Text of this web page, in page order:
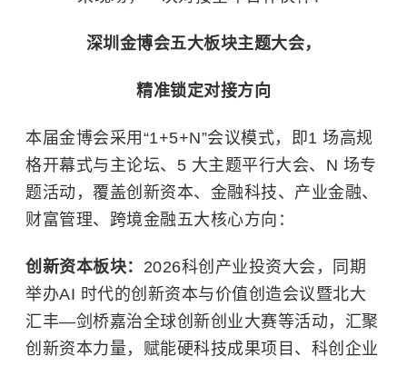
深圳金博会五大板块主题大会，
精准锁定对接方向
本届金博会采用“1+5+N”会议模式，即1 场高规
格开幕式与主论坛、5 大主题平行大会、N 场专
题活动，覆盖创新资本、金融科技、产业金融、
财富管理、跨境金融五大核心方向：
创新资本板块： 2026科创产业投资大会，同期
举办AI 时代的创新资本与价值创造会议暨北大
汇丰—剑桥嘉治全球创新创业大赛等活动，汇聚
创新资本力量，赋能硬科技成果项目、科创企业